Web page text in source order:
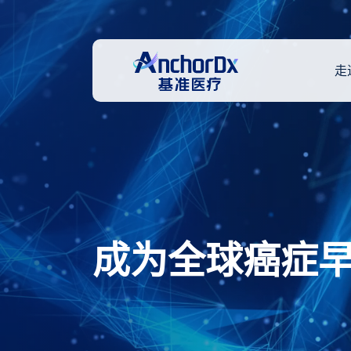
走
成为全球癌症
引领精准医疗
热爱、创新